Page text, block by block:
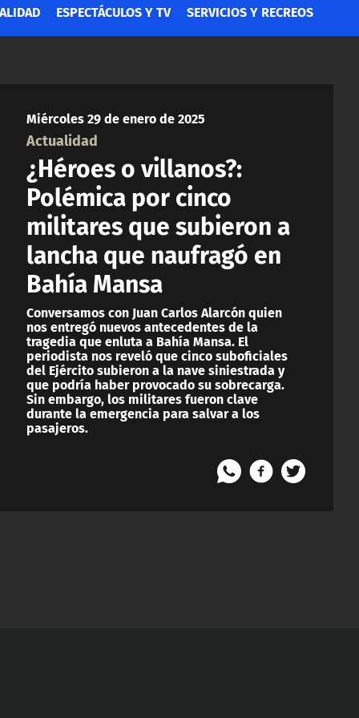
ESPECTÁCULOS Y TV SERVICIOS Y RECREOS
Miércoles 29 de enero de 2025
Actualidad
¿Héroes o villanos?:
Polémica por cinco
militares que subieron a
lancha que naufragó en
Bahía Mansa
Conversamos con Juan Carlos Alarcón quien
nos entregó nuevos antecedentes de la
tragedia que enluta a Bahía Mansa. El
periodista nos reveló que cinco suboficiales
del Ejército subieron a la nave siniestrada y
que podría haber provocado su sobrecarga.
Sin embargo, los militares fueron clave
durante la emergencia para salvar a los
pasajeros.